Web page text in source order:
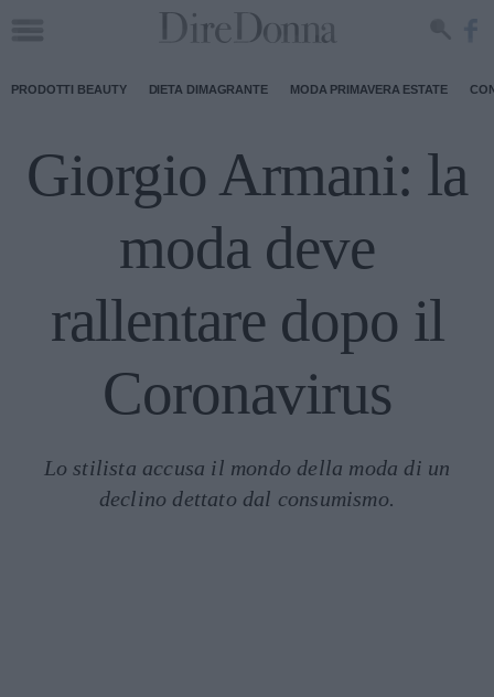
PRODOTTI BEAUTY DIETA DIMAGRANTE MODA PRIMAVERA ESTATE
Giorgio Armani: la
moda deve
rallentare dopo il
Coronavirus
Lo stilista accusa il mondo della moda di un
declino dettato dal consumismo.